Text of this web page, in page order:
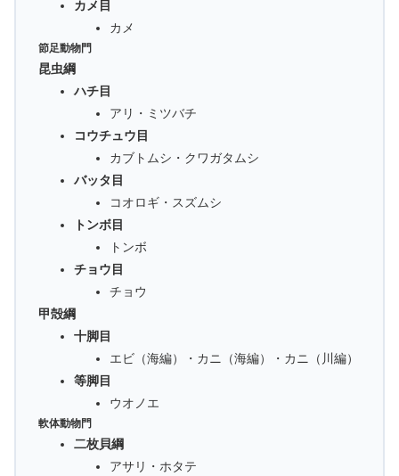
カメ目
カメ
節足動物門
昆虫綱
ハチ目
アリ・ミツバチ
コウチュウ目
カブトムシ・クワガタムシ
バッタ目
コオロギ・スズムシ
トンボ目
トンボ
チョウ目
チョウ
甲殻綱
十脚目
エビ（海編）・カニ（海編）・カニ（川編）
等脚目
ウオノエ
軟体動物門
二枚貝綱
アサリ・ホタテ